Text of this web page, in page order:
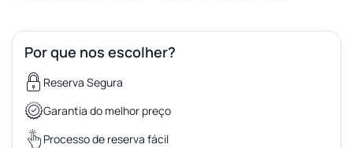
Por que nos escolher?
Reserva Segura
Garantia do melhor preço
Processo de reserva fácil